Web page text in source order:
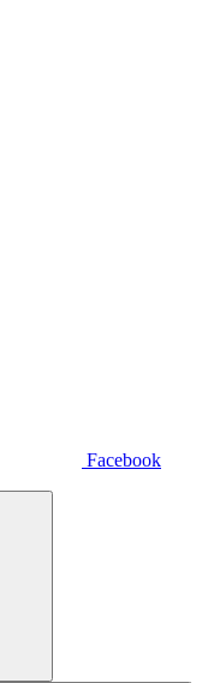
Facebook